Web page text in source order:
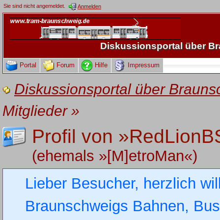
Sie sind nicht angemeldet. Anmelden
Diskussionsportal über
Portal Forum Hilfe Impressum
Diskussionsportal über
Mitglieder»
Profil von
(ehemals »[M]etroMan«)
Lieber Besucher, herzlich
Braunschweigs Bahnen,